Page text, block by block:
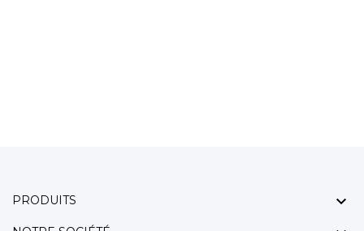
PRODUITS 